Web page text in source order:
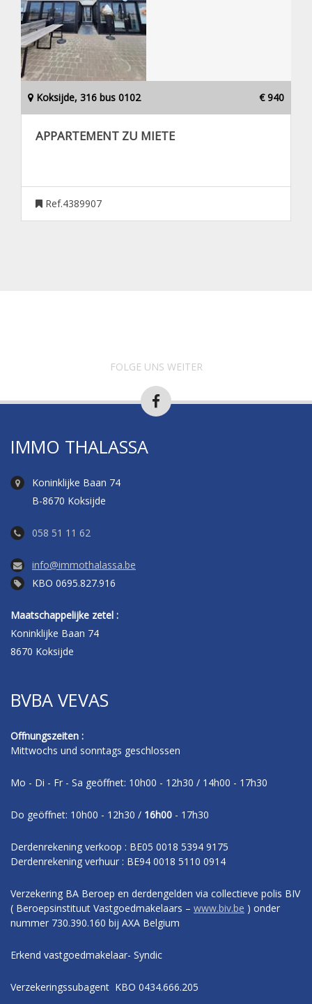
Koksijde, 316 bus 0102 € 940
APPARTEMENT ZU MIETE
Ref.4389907
FOLGE UNS WEITER
IMMO THALASSA
Koninklijke Baan 74
B-8670 Koksijde
058 51 11 62
info@immothalassa.be
KBO 0695.827.916
Maatschappelijke zetel :
Koninklijke Baan 74
8670 Koksijde
BVBA VEVAS
Offnungszeiten :
Mittwochs und sonntags geschlossen
Mo - Di - Fr - Sa geöffnet: 10h00 - 12h30 / 14h00 - 17h30
Do geöffnet: 10h00 - 12h30 / 16h00 - 17h30
Derdenrekening verkoop : BE05 0018 5394 9175
Derdenrekening verhuur : BE94 0018 5110 0914
Verzekering BA Beroep en derdengelden via collectieve polis BIV
( Beroepsinstituut Vastgoedmakelaars – www.biv.be ) onder
nummer 730.390.160 bij AXA Belgium
Erkend vastgoedmakelaar- Syndic
Verzekeringssubagent KBO 0434.666.205